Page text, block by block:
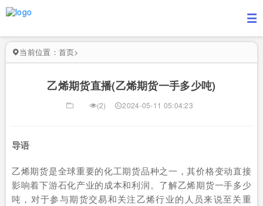
当前位置： 首页>
乙烯期货直播(乙烯期货一手多少吨)
(2) 2024-05-11 05:04:23
导语
乙烯期货是全球重要的化工期货品种之一，其价格变动直接
影响着下游石化产业的成本和利润。了解乙烯期货一手多少
吨，对于参与期货交易和关注乙烯行业的人员来说至关重